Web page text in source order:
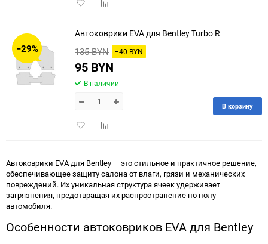
−29%
Автоковрики EVA для Bentley Turbo R
135 BYN −40 BYN
95 BYN
В наличии
ДобавитьДобавить
В корзину
Автоковрики EVA для Bentley — это стильное и практичное решение,
обеспечивающее защиту салона от влаги, грязи и механических
повреждений. Их уникальная структура ячеек удерживает
загрязнения, предотвращая их распространение по полу
автомобиля.
Особенности автоковриков EVA для Bentley